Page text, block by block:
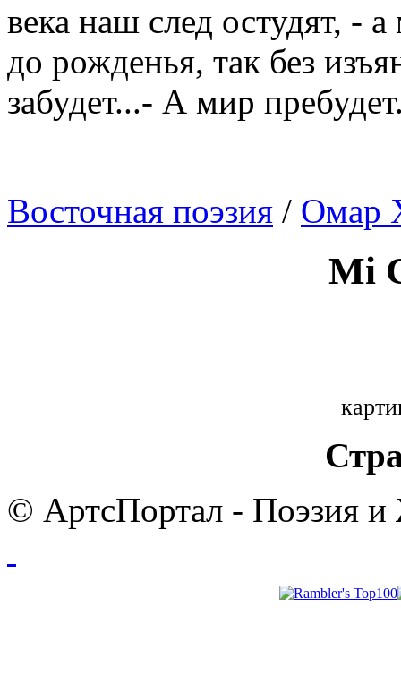
века наш след остудят, -
до рожденья, так без
забудет...- А мир
Восточная поэзия / Омар
Mi
© АртсПортал - Поэзия